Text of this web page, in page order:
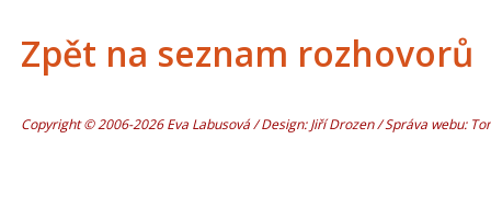
Zpět na seznam rozhovorů
Copyright © 2006-2026 Eva Labusová / Design: Jiří Drozen / Správa webu: